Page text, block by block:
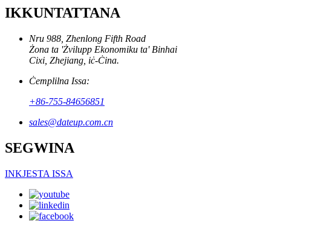
IKKUNTATTANA
Nru 988, Zhenlong Fifth Road
Żona ta 'Żvilupp Ekonomiku ta' Binhai
Cixi, Zhejiang, iċ-Ċina.
Ċemplilna Issa:
+86-755-84656851
sales@dateup.com.cn
SEGWINA
INKJESTA ISSA